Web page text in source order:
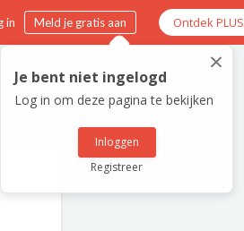
in Meld je gratis aan Ontdek PLUS
×
Je bent niet ingelogd
Log in om deze pagina te bekijken
Inloggen
Registreer